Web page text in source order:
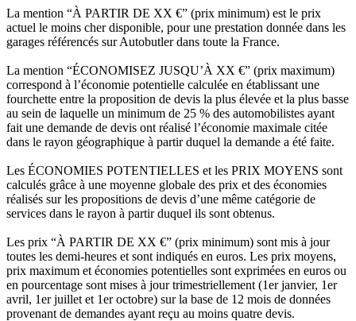
La mention “À PARTIR DE XX €” (prix minimum) est le prix
actuel le moins cher disponible, pour une prestation donnée dans les
garages référencés sur Autobutler dans toute la France.
La mention “ÉCONOMISEZ JUSQU’À XX €” (prix maximum)
correspond à l’économie potentielle calculée en établissant une
fourchette entre la proposition de devis la plus élevée et la plus basse
au sein de laquelle un minimum de 25 % des automobilistes ayant
fait une demande de devis ont réalisé l’économie maximale citée
dans le rayon géographique à partir duquel la demande a été faite.
Les ÉCONOMIES POTENTIELLES et les PRIX MOYENS sont
calculés grâce à une moyenne globale des prix et des économies
réalisés sur les propositions de devis d’une même catégorie de
services dans le rayon à partir duquel ils sont obtenus.
Les prix “À PARTIR DE XX €” (prix minimum) sont mis à jour
toutes les demi-heures et sont indiqués en euros. Les prix moyens,
prix maximum et économies potentielles sont exprimées en euros ou
en pourcentage sont mises à jour trimestriellement (1er janvier, 1er
avril, 1er juillet et 1er octobre) sur la base de 12 mois de données
provenant de demandes ayant reçu au moins quatre devis.